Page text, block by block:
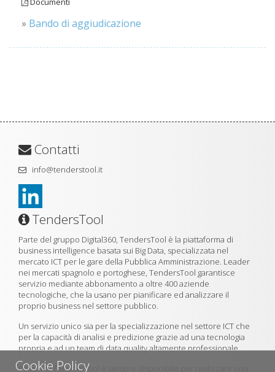
Cookie Policy
» Bando di aggiudicazione
Contatti
info@tenderstool.it
TendersTool
Parte del gruppo Digital360, TendersTool è la piattaforma di
business intelligence basata sui Big Data, specializzata nel
mercato ICT per le gare della Pubblica Amministrazione. Leader
nei mercati spagnolo e portoghese, TendersTool garantisce
servizio mediante abbonamento a oltre 400 aziende
tecnologiche, che la usano per pianificare ed analizzare il
proprio business nel settore pubblico.
Un servizio unico sia per la specializzazione nel settore ICT che
per la capacità di analisi e predizione grazie ad una tecnologia
propria e ad un team di data quality altamente professionale.
Il team di TendersTool è sempre disponibile per realizzare una